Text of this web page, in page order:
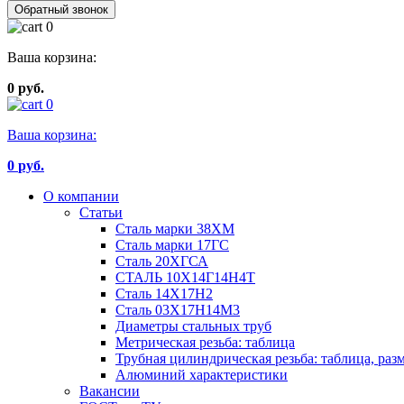
Обратный звонок
0
Ваша корзина:
0 руб.
0
Ваша корзина:
0 руб.
О компании
Статьи
Сталь марки 38ХМ
Сталь марки 17ГС
Сталь 20ХГСА
СТАЛЬ 10Х14Г14Н4Т
Сталь 14Х17Н2
Сталь 03Х17Н14М3
Диаметры стальных труб
Метрическая резьба: таблица
Трубная цилиндрическая резьба: таблица,
Алюминий характеристики
Вакансии